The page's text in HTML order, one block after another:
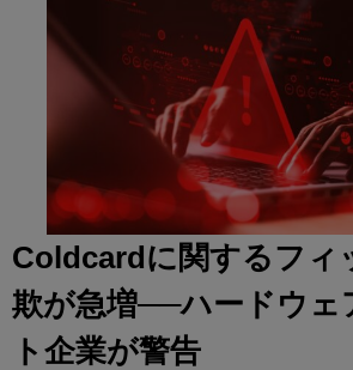
Coldcardに関するフィ
欺が急増──ハードウェ
ト企業が警告